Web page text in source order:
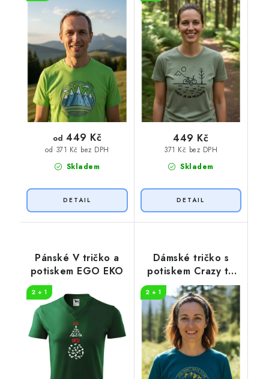
Skladem
od 371 Kč bez DPH
od 449 Kč
Skladem
371 Kč bez DPH
449 Kč
Pánské V tričko a
potiskem EGO EKO
2 + 1
Dámské tričko s
potiskem Crazy to
camp
2 + 1